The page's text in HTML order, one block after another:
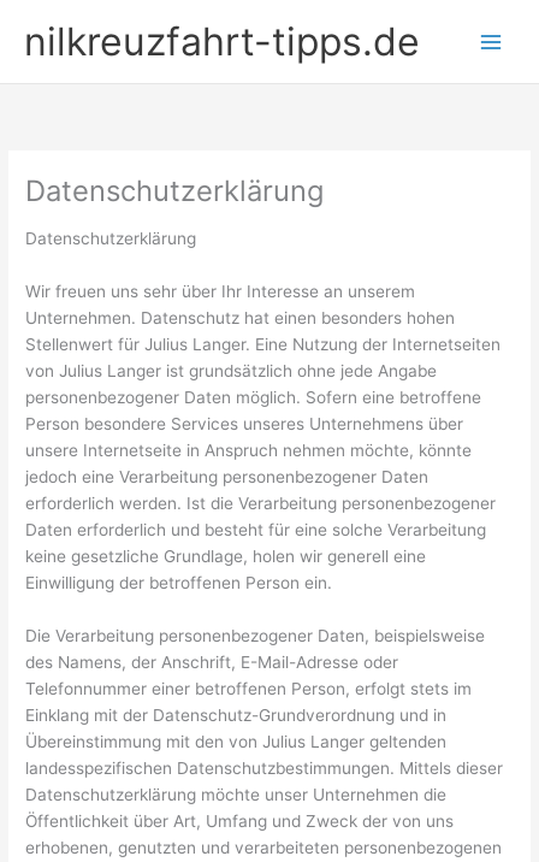
Inhaltnilkreuzfahrt-tipps.de
Datenschutzerklärung
Datenschutzerklärung
Wir freuen uns sehr über Ihr Interesse an unserem
Unternehmen. Datenschutz hat einen besonders hohen
Stellenwert für Julius Langer. Eine Nutzung der Internetseiten
von Julius Langer ist grundsätzlich ohne jede Angabe
personenbezogener Daten möglich. Sofern eine betroffene
Person besondere Services unseres Unternehmens über
unsere Internetseite in Anspruch nehmen möchte, könnte
jedoch eine Verarbeitung personenbezogener Daten
erforderlich werden. Ist die Verarbeitung personenbezogener
Daten erforderlich und besteht für eine solche Verarbeitung
keine gesetzliche Grundlage, holen wir generell eine
Einwilligung der betroffenen Person ein.
Die Verarbeitung personenbezogener Daten, beispielsweise
des Namens, der Anschrift, E-Mail-Adresse oder
Telefonnummer einer betroffenen Person, erfolgt stets im
Einklang mit der Datenschutz-Grundverordnung und in
Übereinstimmung mit den von Julius Langer geltenden
landesspezifischen Datenschutzbestimmungen. Mittels dieser
Datenschutzerklärung möchte unser Unternehmen die
Öffentlichkeit über Art, Umfang und Zweck der von uns
erhobenen, genutzten und verarbeiteten personenbezogenen